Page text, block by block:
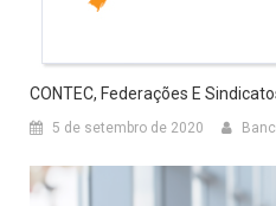
CONTEC, Federações E
5 de setembro de 2020